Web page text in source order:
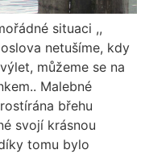
situaci ,,
netušíme, kdy
můžeme se na
Malebné
břehu
svojí krásnou
tomu bylo